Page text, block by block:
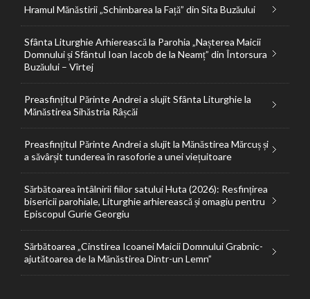
Hramul Mănăstirii „Schimbarea la Față” din Sita Buzăului
Sfânta Liturghie Arhierească la Parohia „Nașterea Maicii
Domnului și Sfântul Ioan Iacob de la Neamț” din Întorsura
Buzăului – Vîrtej
Preasfințitul Părinte Andrei a slujit Sfânta Liturghie la
Mănăstirea Sihăstria Râșcăi
Preasfințitul Părinte Andrei a slujit la Mănăstirea Mărcuș și
a săvârșit tunderea în rasoforie a unei viețuitoare
Sărbătoarea întâlnirii fiilor satului Huta (2026): Resfințirea
bisericii parohiale, Liturghie arhierească și omagiu pentru
Episcopul Gurie Georgiu
Sărbătoarea „Cinstirea Icoanei Maicii Domnului Grabnic-
ajutătoarea de la Mănăstirea Dintr-un Lemn”